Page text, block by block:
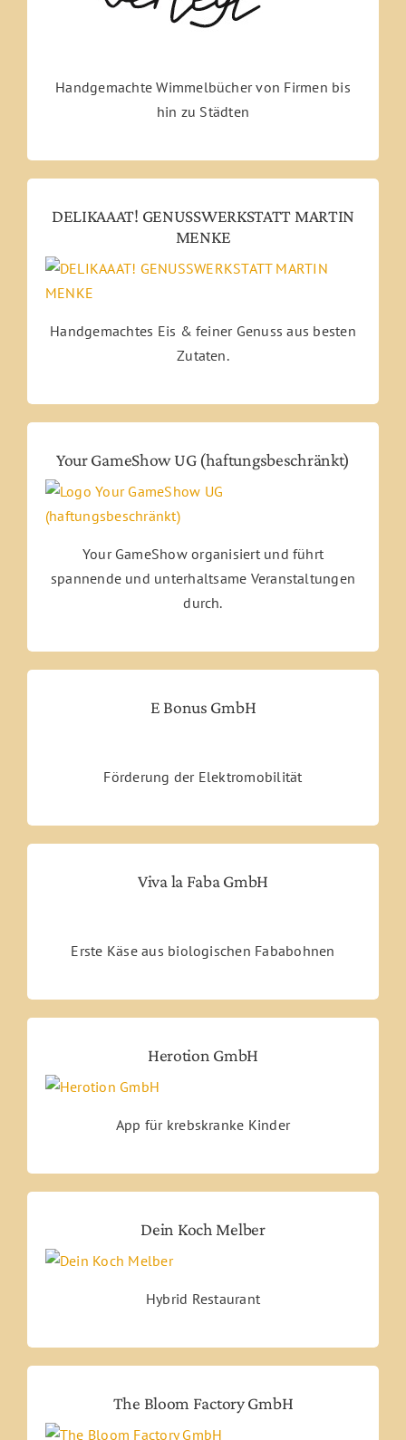
Handgemachte Wimmelbücher von Firmen bis
hin zu Städten
DELIKAAAT! GENUSSWERKSTATT MARTIN
MENKE
Handgemachtes Eis & feiner Genuss aus besten
Zutaten.
Your GameShow UG (haftungsbeschränkt)
Your GameShow organisiert und führt
spannende und unterhaltsame Veranstaltungen
durch.
E Bonus GmbH
Förderung der Elektromobilität
Viva la Faba GmbH
Erste Käse aus biologischen Fababohnen
Herotion GmbH
App für krebskranke Kinder
Dein Koch Melber
Hybrid Restaurant
The Bloom Factory GmbH